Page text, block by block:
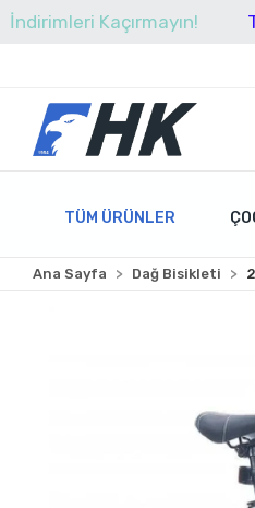
Kaçırmayın! Tüm
TÜM ÜRÜNLER
Ana Sayfa Dağ Bisikleti